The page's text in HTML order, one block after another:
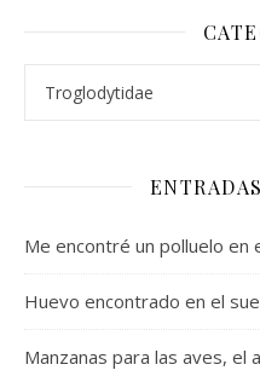
Me encontré un polluelo en
Huevo encontrado en el
Manzanas para las aves, el